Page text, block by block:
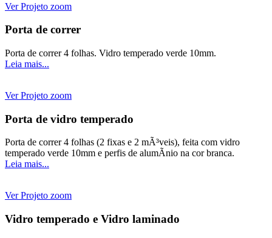
Ver Projeto zoom
Porta de correr
Porta de correr 4 folhas. Vidro temperado verde 10mm.
Leia mais...
Ver Projeto zoom
Porta de vidro temperado
Porta de correr 4 folhas (2 fixas e 2 mÃ³veis), feita com vidro
temperado verde 10mm e perfis de alumÃ­nio na cor branca.
Leia mais...
Ver Projeto zoom
Vidro temperado e Vidro laminado